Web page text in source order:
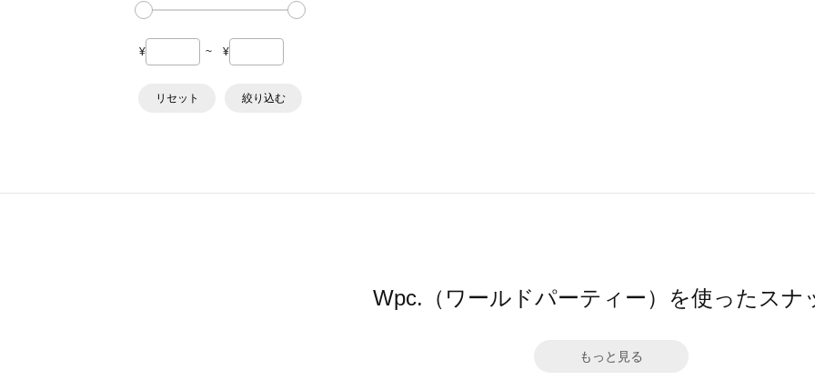
¥ ~ ¥
リセット 絞り込む
Wpc.（ワールドパーティー）を使ったスナ
もっと見る